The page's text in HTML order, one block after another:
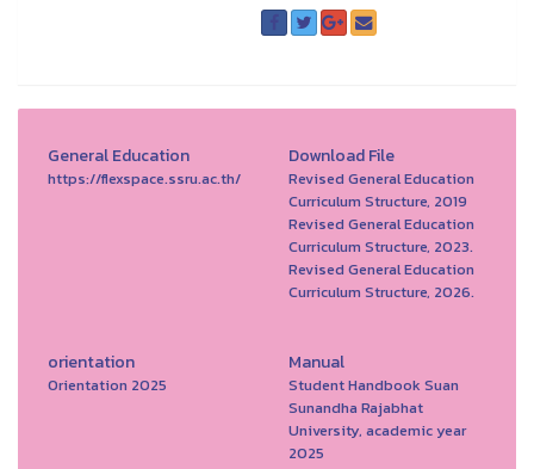
General Education
https://flexspace.ssru.ac.th/
Download File
Revised General Education
Curriculum Structure, 2019
Revised General Education
Curriculum Structure, 2023.
Revised General Education
Curriculum Structure, 2026.
orientation
Orientation 2025
Manual
Student Handbook Suan
Sunandha Rajabhat
University, academic year
2025